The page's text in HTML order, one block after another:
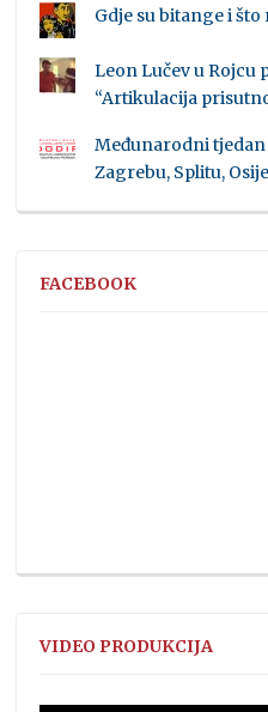
Gdje su bitange i
Leon Lučev u Rojcu
“Artikulacija
Međunarodni tjedan
Zagrebu, Splitu,
FACEBOOK
VIDEO PRODUKCIJA